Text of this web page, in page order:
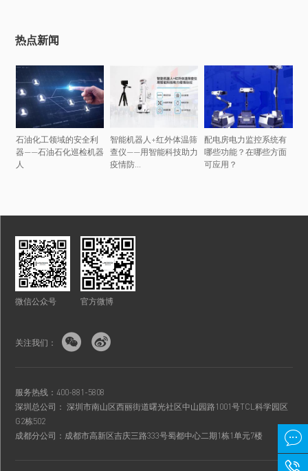
热点新闻
石油化工领域的安全利
器——石油石化巡检机器
人
智能机器人+红外体温筛
查仪——用智能科技助力
疫情防...
配电房电力监控系统有
哪些功能？在哪些方面
可应用？
微信公众号 官方微博
关注我们：  
服务热线：400-881-5808
深圳总公司： 深圳市南山区西丽街道曙光社区中山园路1001号TCL科学园区
G2栋502
成都分公司：成都市高新区吉庆三路333号蜀都中心二期1栋1单元7楼

